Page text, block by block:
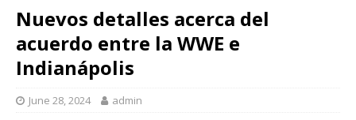
Nuevos detalles acerca del
acuerdo entre la WWE e
Indianápolis
June 28, 2024 admin